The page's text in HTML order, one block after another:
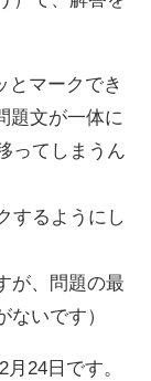
とマークでき
題文が一体に
ってしまうん
するようにし
が、問題の最
いです）
月24日です。